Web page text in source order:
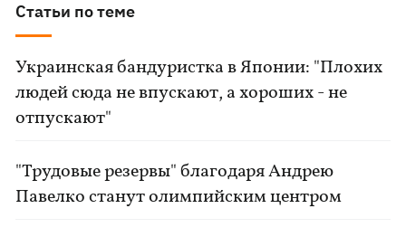
Статьи по теме
Украинская бандуристка в Японии: "Плохих
людей сюда не впускают, а хороших - не
отпускают"
"Трудовые резервы" благодаря Андрею
Павелко станут олимпийским центром